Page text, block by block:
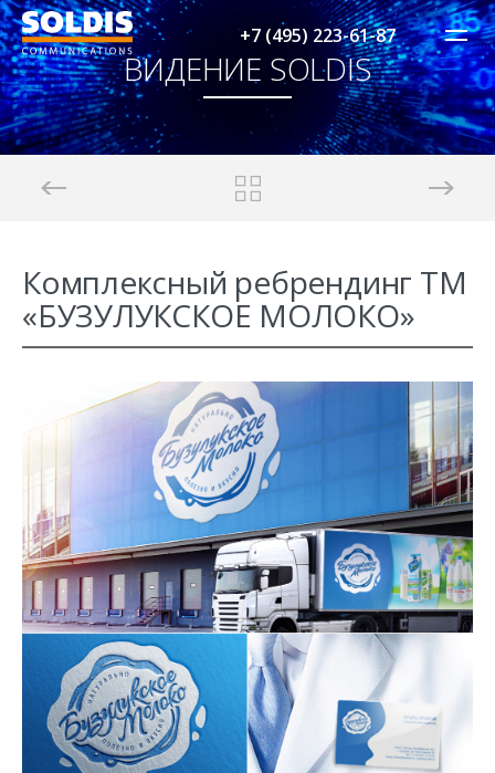
+7 (495) 223-61-87
ВИДЕНИЕ SOLDIS
Комплексный ребрендинг ТМ
«БУЗУЛУКСКОЕ МОЛОКО»